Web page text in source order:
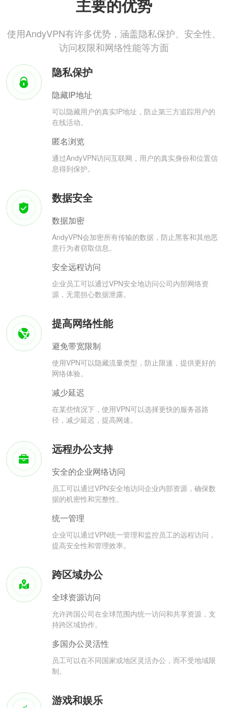
主要的优势
使用AndyVPN有许多优势，涵盖隐私保护、安全性、
访问权限和网络性能等方面
隐私保护
隐藏IP地址
可以隐藏用户的真实IP地址，防止第三方追踪用户的
在线活动。
匿名浏览
通过AndyVPN访问互联网，用户的真实身份和位置信
息得到保护。
数据安全
数据加密
AndyVPN会加密所有传输的数据，防止黑客和其他恶
意行为者窃取信息。
安全远程访问
企业员工可以通过VPN安全地访问公司内部网络资
源，无需担心数据泄露。
提高网络性能
避免带宽限制
使用VPN可以隐藏流量类型，防止限速，提供更好的
网络体验。
减少延迟
在某些情况下，使用VPN可以选择更快的服务器路
径，减少延迟，提高网速。
远程办公支持
安全的企业网络访问
员工可以通过VPN安全地访问企业内部资源，确保数
据的机密性和完整性。
统一管理
企业可以通过VPN统一管理和监控员工的远程访问，
提高安全性和管理效率。
跨区域办公
全球资源访问
允许跨国公司在全球范围内统一访问和共享资源，支
持跨区域协作。
多国办公灵活性
员工可以在不同国家或地区灵活办公，而不受地域限
制。
游戏和娱乐